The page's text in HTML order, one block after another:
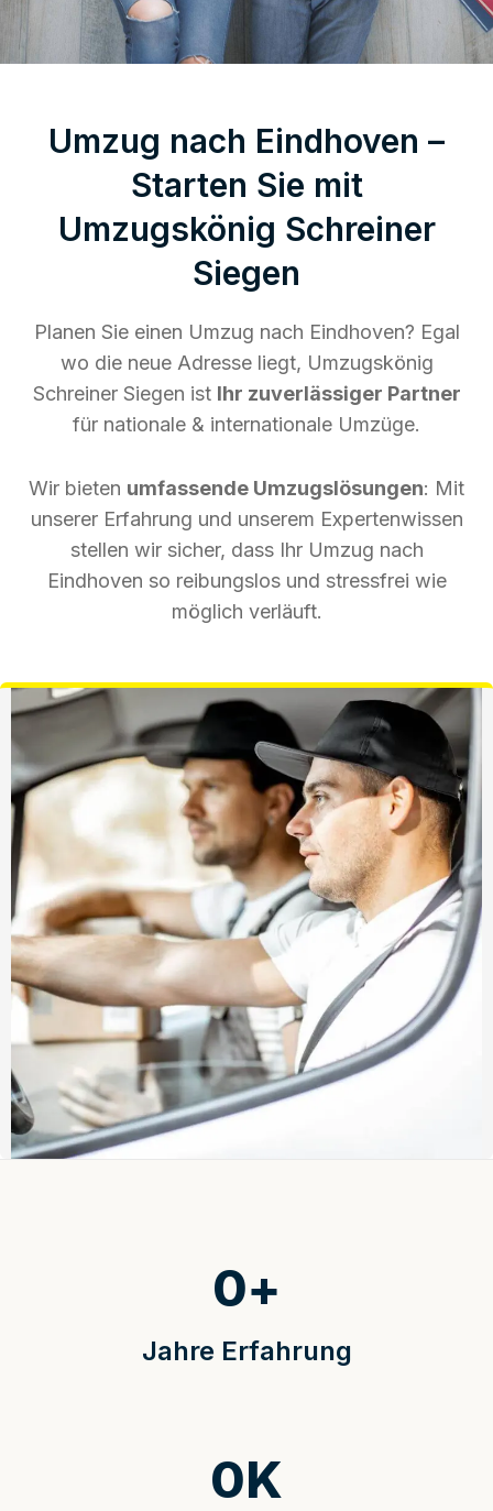
Umzug nach Eindhoven –
Starten Sie mit
Umzugskönig Schreiner
Siegen
Planen Sie einen Umzug nach Eindhoven? Egal
wo die neue Adresse liegt, Umzugskönig
Schreiner Siegen ist Ihr zuverlässiger Partner
für nationale & internationale Umzüge.
Wir bieten umfassende Umzugslösungen: Mit
unserer Erfahrung und unserem Expertenwissen
stellen wir sicher, dass Ihr Umzug nach
Eindhoven so reibungslos und stressfrei wie
möglich verläuft.
Jahre Erfahrung
0+
0K